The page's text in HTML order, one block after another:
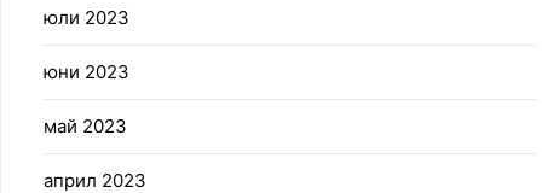
юли 2023
юни 2023
май 2023
април 2023